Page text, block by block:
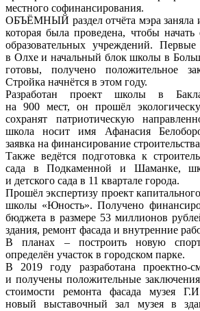
местного софинансирования.
ОБЪЁМНЫЙ раздел отчёта мэра заняла
которая была проведена, чтобы начать
образовательных учреждений.
в Олхе и начальный блок школы в
готовы, получено положительное
Стройка начнётся в этом году.
Разработан проект школы в
на 900 мест, он прошёл
сохранят патриотическую
школа носит имя Афанасия
заявка на финансирование
Также ведётся подготовка к
сада в Подкаменной и Шаманке,
и детского сада в 11 квартале города.
Прошёл экспертизу проект
школы «Юность». Получено
бюджета в размере 53 миллионов
здания, ремонт фасада и внутренние
В планах – построить новую
определён участок в городском парке.
В 2019 году разработана проектно-
и получены положительные
стоимости ремонта фасада музея
новый выставочный зал музея в